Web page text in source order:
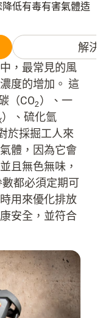
低有毒有害氣體造
解
，最常見的風
度的增加。 這
（CO2）、一
）、硫化氫
於採掘工人來
體，因為它會
且無色無味，
都必須定期可
用來優化排放
安全，並符合